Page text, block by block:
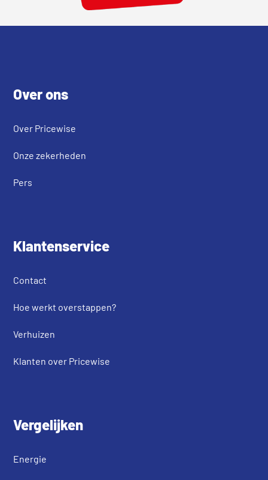
Over ons
Over Pricewise
Onze zekerheden
Pers
Klantenservice
Contact
Hoe werkt overstappen?
Verhuizen
Klanten over Pricewise
Vergelijken
Energie